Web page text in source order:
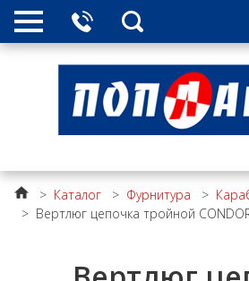
> Каталог > Фурнитура >
> Вертлюг цепочка тройной